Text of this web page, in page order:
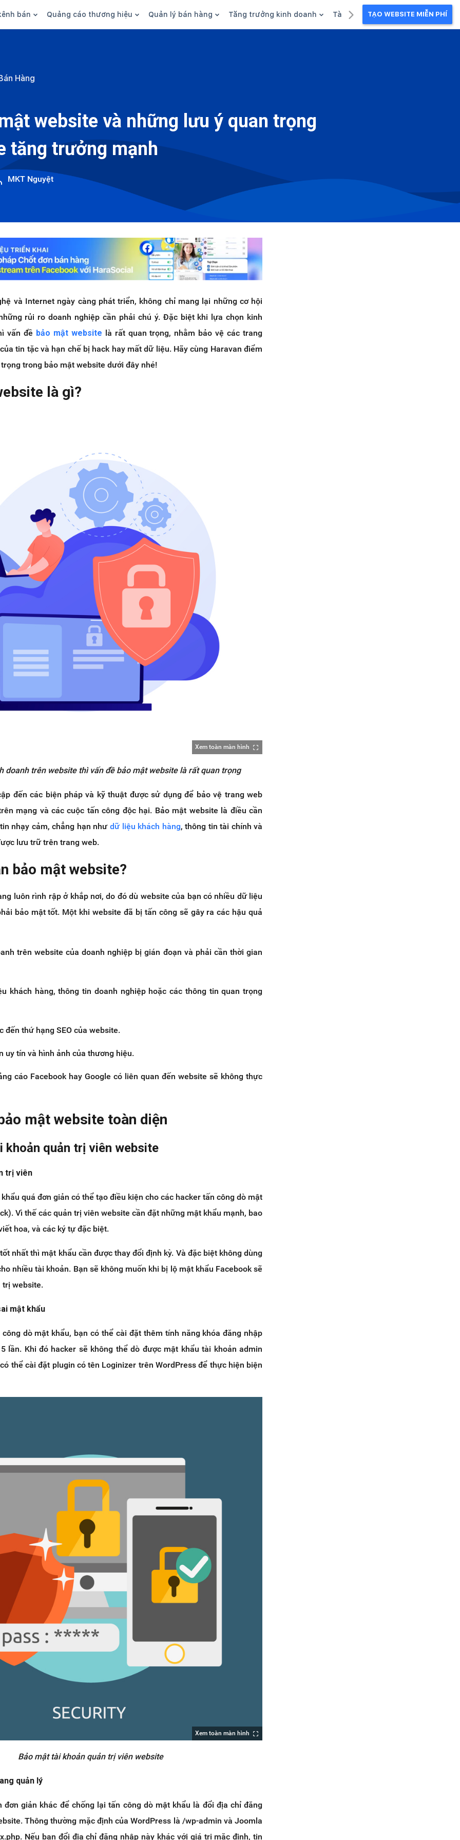
bán
social
sàn
Quảng cáo thương hiệu
Thương hiệu/Brand
Quản lý bán hàng
Tài chính
Nhân viên
Tăng trưởng kinh doanh Tài liệu kinh doanhTẠO WEBSITE MIỄN PHÍ
Hàng
website và những lưu ý quan trọng
tăng trưởng mạnh
MKT Nguyệt
và Internet ngày càng phát triển, không chỉ mang lại những cơ hội
rủi ro doanh nghiệp cần phải chú ý. Đặc biệt khi lựa chọn kinh
vấn đề bảo mật website là rất quan trọng, nhằm bảo vệ các trang
tin tặc và hạn chế bị hack hay mất dữ liệu. Hãy cùng Haravan điểm
trong bảo mật website dưới đây nhé!
là gì?
Xem toàn màn hình
doanh trên website thì vấn đề bảo mật website là rất quan trọng
đến các biện pháp và kỹ thuật được sử dụng để bảo vệ trang web
mạng và các cuộc tấn công độc hại. Bảo mật website là điều cần
nhạy cảm, chẳng hạn như dữ liệu khách hàng, thông tin tài chính và
lưu trữ trên trang web.
bảo mật website?
luôn rình rập ở khắp nơi, do đó dù website của bạn có nhiều dữ liệu
bảo mật tốt. Một khi website đã bị tấn công sẽ gây ra các hậu quả
trên website của doanh nghiệp bị gián đoạn và phải cần thời gian
khách hàng, thông tin doanh nghiệp hoặc các thông tin quan trọng
đến thứ hạng SEO của website.
uy tín và hình ảnh của thương hiệu.
cáo Facebook hay Google có liên quan đến website sẽ không thực
mật website toàn diện
khoản quản trị viên website
trị viên
quá đơn giản có thể tạo điều kiện cho các hacker tấn công dò mật
Vì thế các quản trị viên website cần đặt những mật khẩu mạnh, bao
hoa, và các ký tự đặc biệt.
nhất thì mật khẩu cần được thay đổi định kỳ. Và đặc biệt không dùng
nhiều tài khoản. Bạn sẽ không muốn khi bị lộ mật khẩu Facebook sẽ
trị website.
mật khẩu
dò mật khẩu, bạn có thể cài đặt thêm tính năng khóa đăng nhập
lần. Khi đó hacker sẽ không thể dò được mật khẩu tài khoản admin
thể cài đặt plugin có tên Loginizer trên WordPress để thực hiện biện
Xem toàn màn hình
Bảo mật tài khoản quản trị viên website
quản lý
đơn giản khác để chống lại tấn công dò mật khẩu là đổi địa chỉ đăng
Thông thường mặc định của WordPress là /wp-admin và Joomla
Nếu bạn đổi địa chỉ đăng nhập này khác với giá trị mặc định, tin